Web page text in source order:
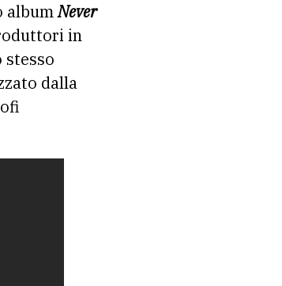
albumNever
in
stesso
dalla